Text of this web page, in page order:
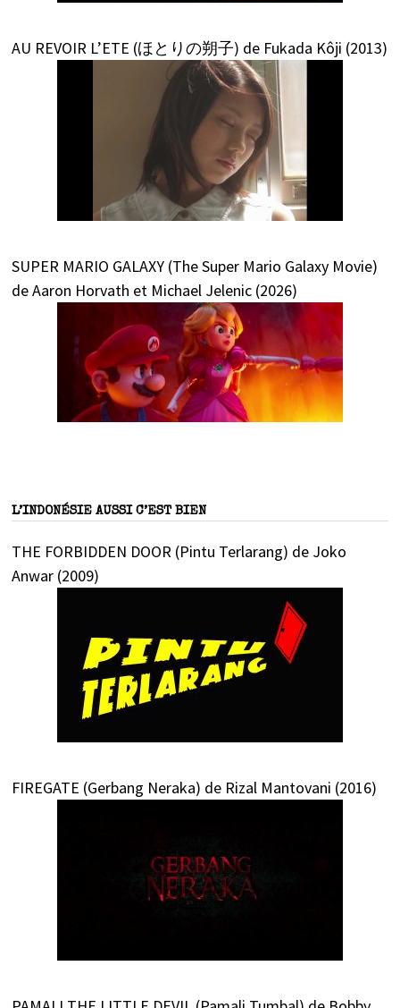
AU REVOIR L’ETE (ほとりの朔子) de Fukada Kôji (2013)
SUPER MARIO GALAXY (The Super Mario Galaxy Movie)
de Aaron Horvath et Michael Jelenic (2026)
L’INDONÉSIE AUSSI C’EST BIEN
THE FORBIDDEN DOOR (Pintu Terlarang) de Joko
Anwar (2009)
FIREGATE (Gerbang Neraka) de Rizal Mantovani (2016)